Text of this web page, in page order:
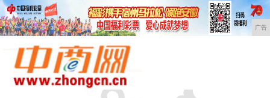
广告